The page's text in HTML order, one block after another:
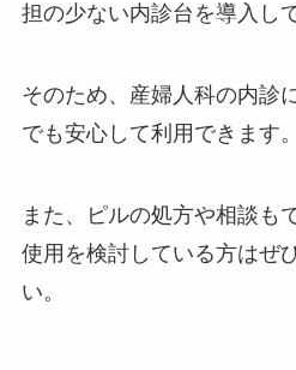
担の少ない内診台を導入し
そのため、産婦人科の内診
でも安心して利用できます。
また、ピルの処方や相談も
使用を検討している方はぜ
い。